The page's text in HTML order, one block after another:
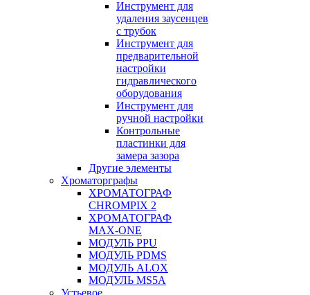
Инструмент для
удаления заусенцев
с трубок
Инструмент для
предварительной
настройки
гидравлического
оборудования
Инструмент для
ручной настройки
Контрольные
пластинки для
замера зазора
Другие элементы
Хроматорграфы
ХРОМАТОГРАФ
CHROMPIX 2
ХРОМАТОГРАФ
MAX-ONE
МОДУЛЬ PPU
МОДУЛЬ PDMS
МОДУЛЬ ALOX
МОДУЛЬ MS5A
Устьевое